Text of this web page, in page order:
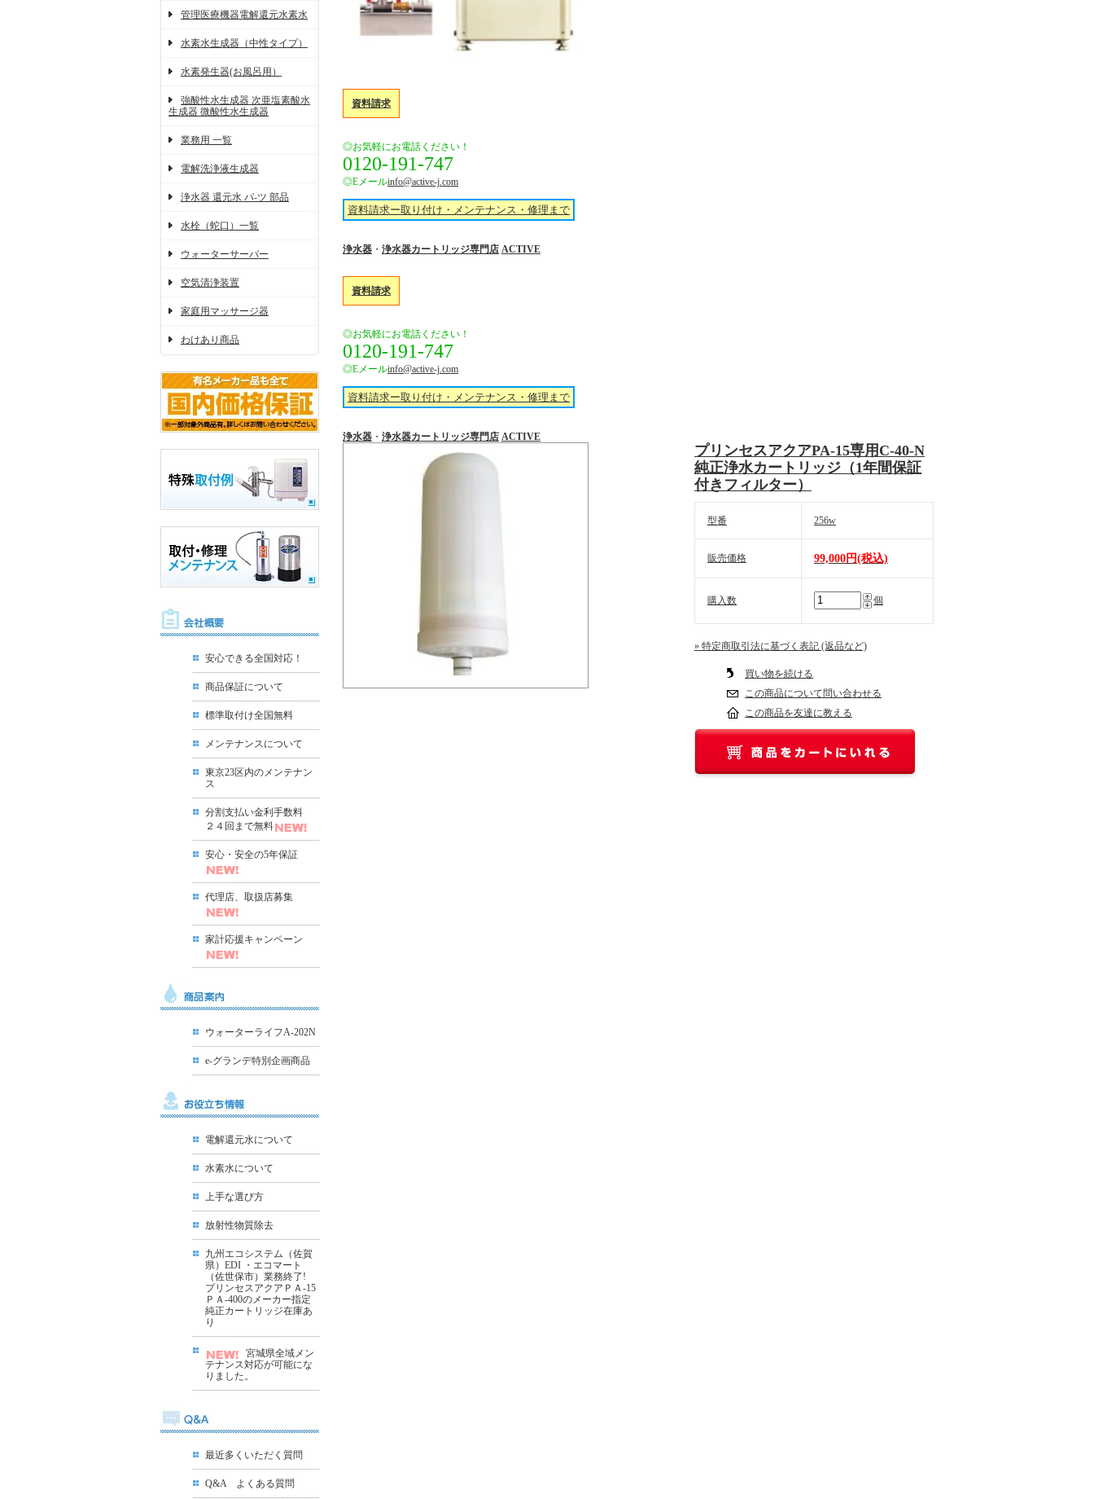
管理医療機器電解還元水素水
水素水生成器（中性タイプ）
水素発生器(お風呂用）
強酸性水生成器 次亜塩素酸水
生成器 微酸性水生成器
業務用 一覧
電解洗浄液生成器
浄水器 還元水 パ-ツ 部品
水栓（蛇口）一覧
ウォーターサーバー
空気清浄装置
家庭用マッサージ器
わけあり商品
安心できる全国対応！
商品保証について
標準取付け全国無料
メンテナンスについて
東京23区内のメンテナン
ス
分割支払い金利手数料
２４回まで無料
安心・安全の5年保証
代理店、取扱店募集
家計応援キャンペーン
ウォーターライフA-202N
e-グランデ特別企画商品
電解還元水について
水素水について
上手な選び方
放射性物質除去
九州エコシステム（佐賀
県）EDI ・エコマート
（佐世保市）業務終了!
プリンセスアクアＰＡ-15
ＰＡ-400のメーカー指定
純正カートリッジ在庫あ
り
宮城県全域メン
テナンス対応が可能にな
りました。
最近多くいただく質問
Q&A よくある質問
資料請求
◎お気軽にお電話ください！
0120-191-747
◎Eメールinfo@active-j.com
資料請求ー取り付け・メンテナンス・修理まで
浄水器 ・ 浄水器カートリッジ専門店 ACTIVE
資料請求
◎お気軽にお電話ください！
0120-191-747
◎Eメールinfo@active-j.com
資料請求ー取り付け・メンテナンス・修理まで
浄水器 ・ 浄水器カートリッジ専門店 ACTIVE
プリンセスアクアPA-15専用C-40-N
純正浄水カートリッジ（1年間保証
付きフィルター）
型番 256w
販売価格 99,000円(税込)
購入数 個
» 特定商取引法に基づく表記 (返品など)
買い物を続ける
この商品について問い合わせる
この商品を友達に教える